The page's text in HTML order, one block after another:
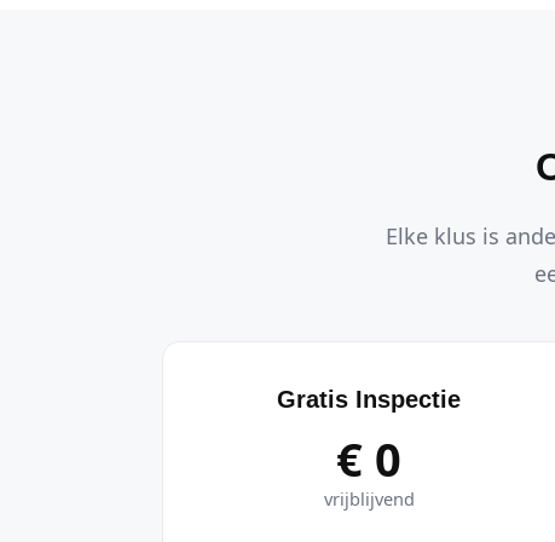
Elke klus is
Gratis Inspectie
€ 0
vrijblijvend